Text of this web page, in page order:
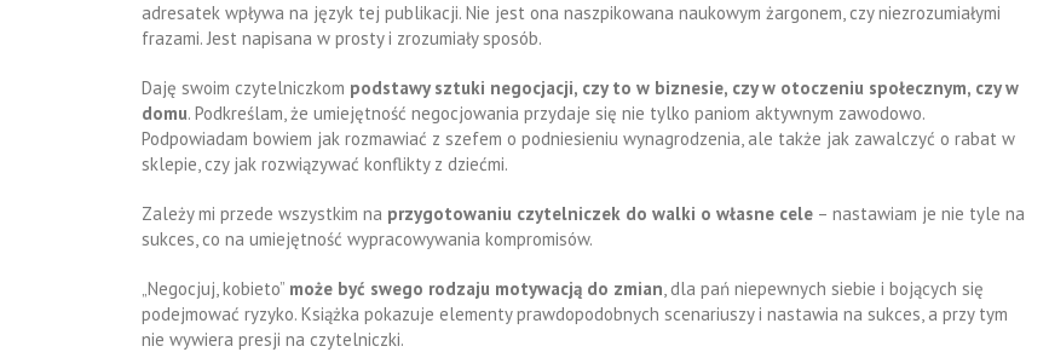
adresatek wpływa na język tej publikacji. Nie jest ona naszpikowana naukowym żargonem, czy niezrozumiałymi
frazami. Jest napisana w prosty i zrozumiały sposób.
Daję swoim czytelniczkom podstawy sztuki negocjacji, czy to w biznesie, czy w otoczeniu społecznym, czy w
domu. Podkreślam, że umiejętność negocjowania przydaje się nie tylko paniom aktywnym zawodowo.
Podpowiadam bowiem jak rozmawiać z szefem o podniesieniu wynagrodzenia, ale także jak zawalczyć o rabat w
sklepie, czy jak rozwiązywać konflikty z dziećmi.
Zależy mi przede wszystkim na przygotowaniu czytelniczek do walki o własne cele – nastawiam je nie tyle na
sukces, co na umiejętność wypracowywania kompromisów.
„Negocjuj, kobieto” może być swego rodzaju motywacją do zmian, dla pań niepewnych siebie i bojących się
podejmować ryzyko. Książka pokazuje elementy prawdopodobnych scenariuszy i nastawia na sukces, a przy tym
nie wywiera presji na czytelniczki.